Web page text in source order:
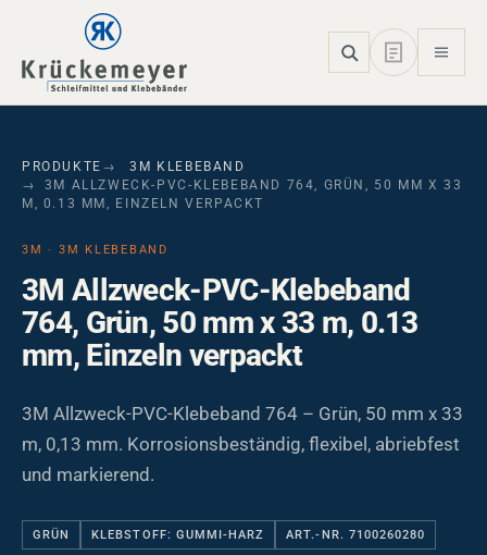
Skip to main navigation
Skip to main content
Skip to page footer
PRODUKTE
3M KLEBEBAND
3M ALLZWECK-PVC-KLEBEBAND 764, GRÜN, 50 MM X 33
M, 0.13 MM, EINZELN VERPACKT
3M · 3M KLEBEBAND
3M Allzweck-PVC-Klebeband
764, Grün, 50 mm x 33 m, 0.13
mm, Einzeln verpackt
3M Allzweck-PVC-Klebeband 764 – Grün, 50 mm x 33
m, 0,13 mm. Korrosionsbeständig, flexibel, abriebfest
und markierend.
GRÜN KLEBSTOFF: GUMMI-HARZ ART.-NR. 7100260280